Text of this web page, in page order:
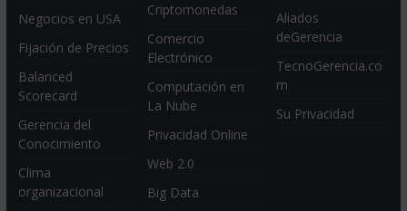
Negocios en USA
Fijación de Precios
Balanced
Scorecard
Gerencia del
Conocimiento
Clima
organizacional
Criptomonedas
Comercio
Electrónico
Computación en
La Nube
Privacidad Online
Web 2.0
Big Data
Aliados
deGerencia
TecnoGerencia.co
m
Su Privacidad